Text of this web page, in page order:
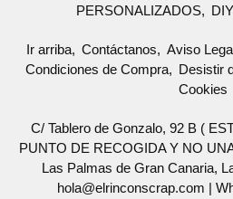
PERSONALIZADOS
Ir arriba Contáctanos Aviso
Condiciones de Compra
Desistir
Cookies
C/ Tablero de Gonzalo, 92 B (
PUNTO DE RECOGIDA Y NO
Las Palmas de Gran Canaria,
hola@elrinconscrap.com |